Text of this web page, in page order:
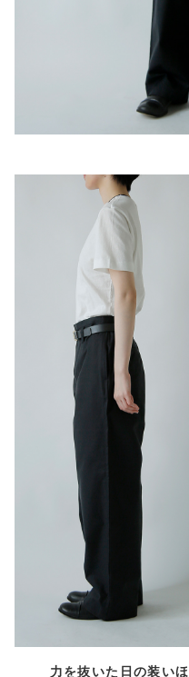
力を抜いた日の装い